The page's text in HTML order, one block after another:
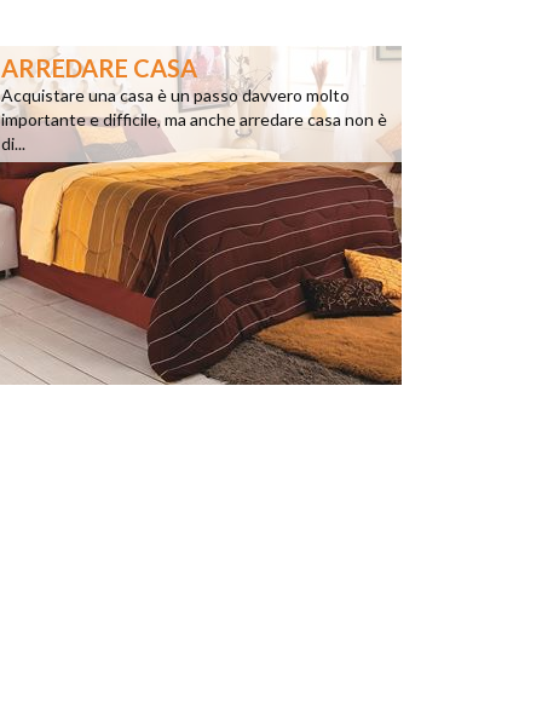
ARREDARE CASA
Acquistare una casa è un passo davvero molto
importante e difficile, ma anche arredare casa non è
di...